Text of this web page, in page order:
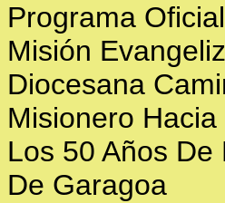
Programa
Misión
Diocesana
Misionero
Los 50 Años De
De Garagoa